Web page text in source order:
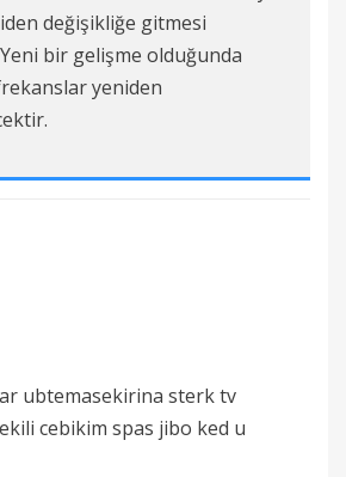
değişikliğe gitmesi
bir gelişme olduğunda
yeniden
ubtemasekirina sterk tv
cebikim spas jibo ked u